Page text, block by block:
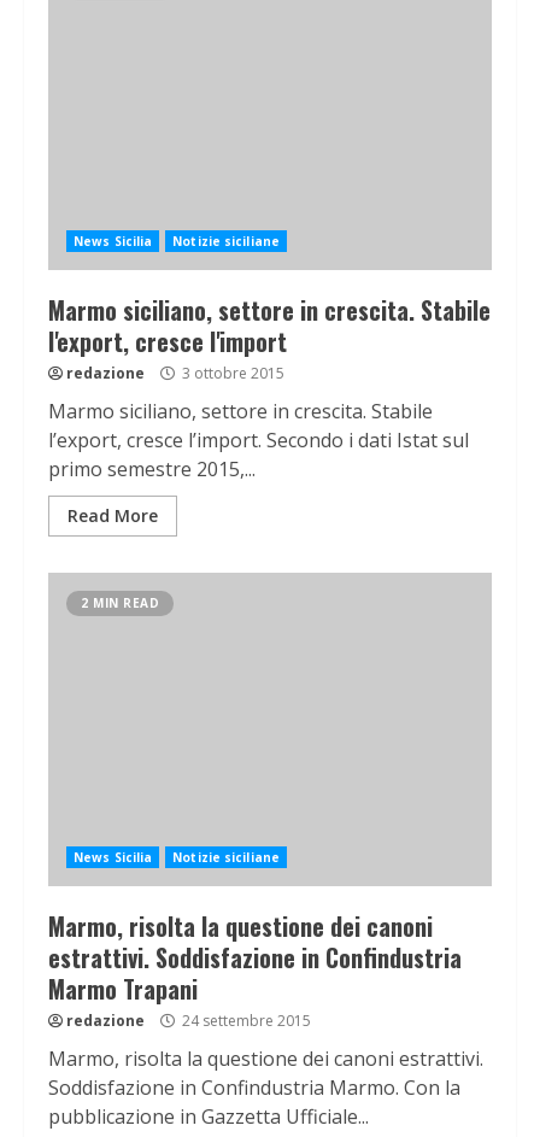
News Sicilia Notizie siciliane
Marmo siciliano, settore in crescita. Stabile
l'export, cresce l'import
redazione 3 ottobre 2015
Marmo siciliano, settore in crescita. Stabile
l’export, cresce l’import. Secondo i dati Istat sul
primo semestre 2015,...
Read More
2 MIN READ
News Sicilia Notizie siciliane
Marmo, risolta la questione dei canoni
estrattivi. Soddisfazione in Confindustria
Marmo Trapani
redazione 24 settembre 2015
Marmo, risolta la questione dei canoni estrattivi.
Soddisfazione in Confindustria Marmo. Con la
pubblicazione in Gazzetta Ufficiale...